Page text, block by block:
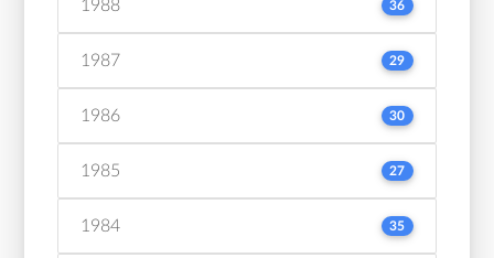
1988 36
1987 29
1986 30
1985 27
1984 35